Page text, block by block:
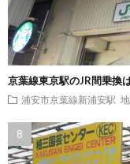
京葉線東京駅のJR間乗換
浦安市京葉線新浦安駅